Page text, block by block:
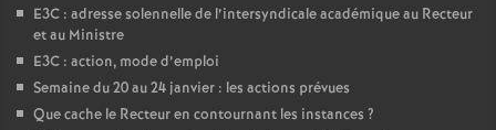
E3C : adresse solennelle de l’intersyndicale académique au Recteur
et au Ministre
E3C : action, mode d’emploi
Semaine du 20 au 24 janvier : les actions prévues
Que cache le Recteur en contournant les instances ?